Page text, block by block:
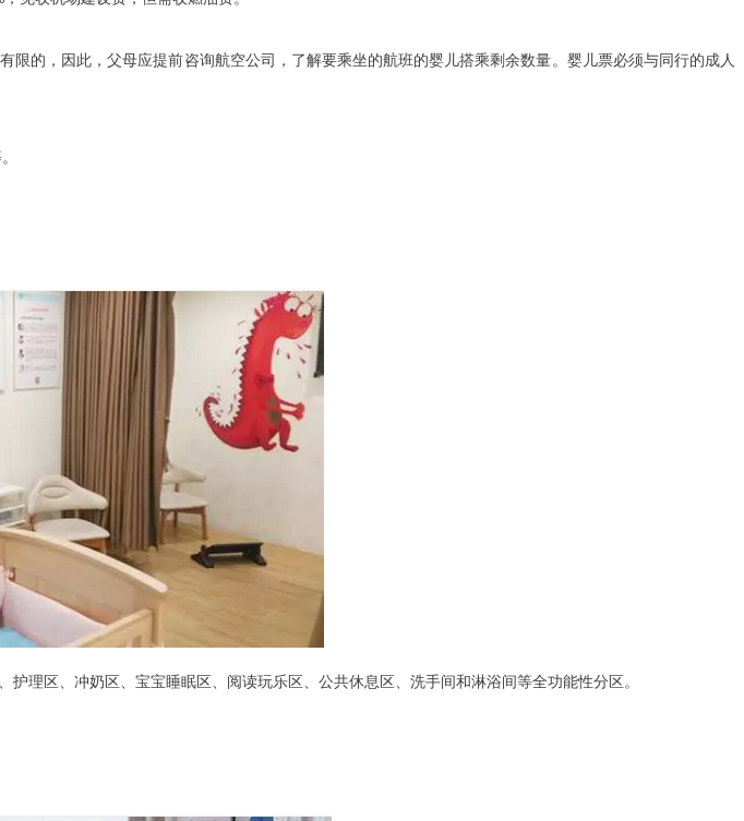
的，因此，父母应提前咨询航空公司，了解要乘坐的航班的婴儿搭乘剩余数量。婴儿票必须与同行的成人
理区、冲奶区、宝宝睡眠区、阅读玩乐区、公共休息区、洗手间和淋浴间等全功能性分区。